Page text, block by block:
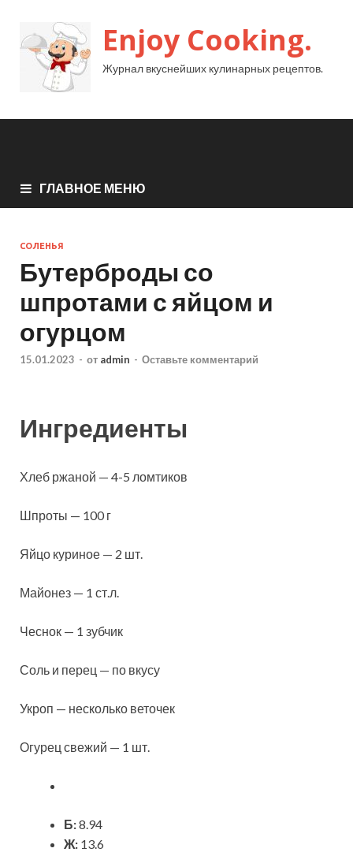
Enjoy Cooking.
Журнал вкуснейших кулинарных рецептов.
ГЛАВНОЕ МЕНЮ
СОЛЕНЬЯ
Бутерброды со
шпротами с яйцом и
огурцом
15.01.2023 - от admin - Оставьте комментарий
Ингредиенты
Хлеб ржаной — 4-5 ломтиков
Шпроты — 100 г
Яйцо куриное — 2 шт.
Майонез — 1 ст.л.
Чеснок — 1 зубчик
Соль и перец — по вкусу
Укроп — несколько веточек
Огурец свежий — 1 шт.
Б:8.94
Ж: 13.6